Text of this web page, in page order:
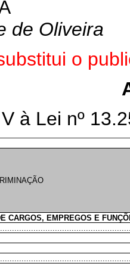
de Oliveira
o
à Lei nº
CARGOS, EMPREGOS E